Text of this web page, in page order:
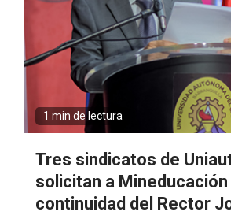
1 min de lectura
Tres sindicatos de
solicitan a Mineducación
continuidad del Rector